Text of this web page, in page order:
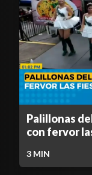
Palillonas
con fervor
3 MIN